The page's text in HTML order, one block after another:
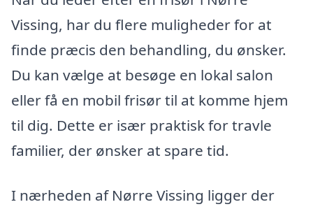
Vissing, har du flere muligheder for at
finde præcis den behandling, du ønsker.
Du kan vælge at besøge en lokal salon
eller få en mobil frisør til at komme hjem
til dig. Dette er især praktisk for travle
familier, der ønsker at spare tid.
I nærheden af Nørre Vissing ligger der